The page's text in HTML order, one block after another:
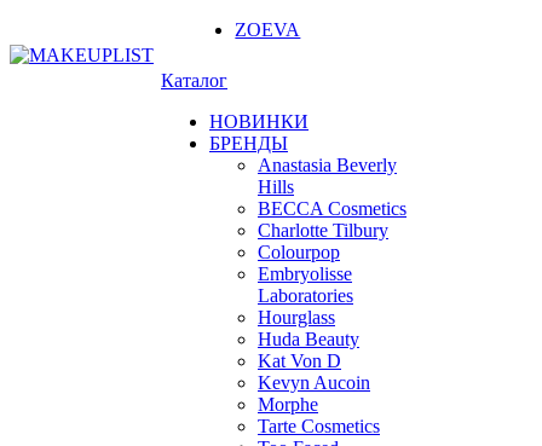
ZOEVA
Каталог
НОВИНКИ
БРЕНДЫ
Anastasia Beverly
Hills
BECCA Cosmetics
Charlotte Tilbury
Colourpop
Embryolisse
Laboratories
Hourglass
Huda Beauty
Kat Von D
Kevyn Aucoin
Morphe
Tarte Cosmetics